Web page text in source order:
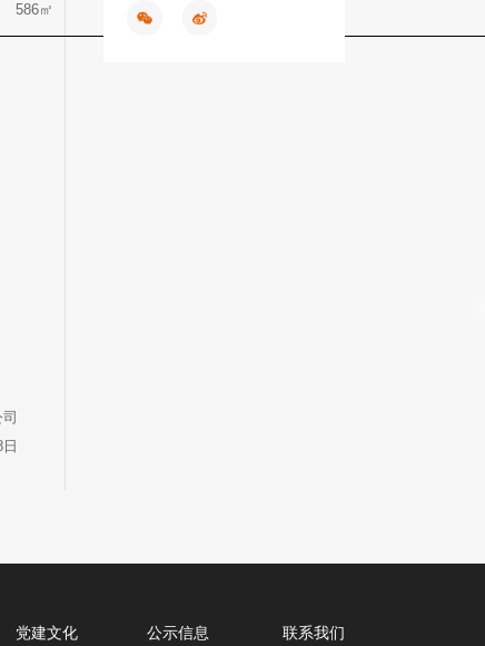
586㎡
党建文化 公示信息 联系我们